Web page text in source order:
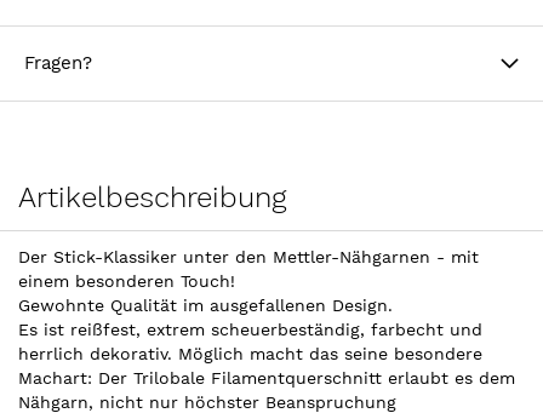
Fragen?
Artikelbeschreibung
Der Stick-Klassiker unter den Mettler-Nähgarnen - mit
einem besonderen Touch!
Gewohnte Qualität im ausgefallenen Design.
Es ist reißfest, extrem scheuerbeständig, farbecht und
herrlich dekorativ. Möglich macht das seine besondere
Machart: Der Trilobale Filamentquerschnitt erlaubt es dem
Nähgarn, nicht nur höchster Beanspruchung